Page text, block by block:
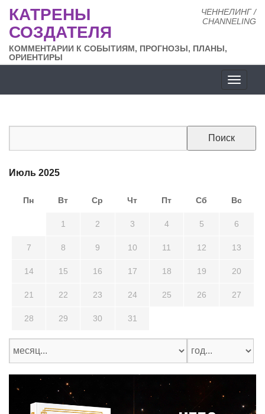
ЧЕННЕЛИНГ /
CHANNELING
КАТРЕНЫ
СОЗДАТЕЛЯ
КОММЕНТАРИИ К СОБЫТИЯМ, ПРОГНОЗЫ, ПЛАНЫ,
ОРИЕНТИРЫ
сайта
Июль 2025
Пн Вт Ср Чт Пт Сб Вс
1 2 3 4 5 6
7 8 9 10 11 12 13
14 15 16 17 18 19 20
21 22 23 24 25 26 27
28 29 30 31